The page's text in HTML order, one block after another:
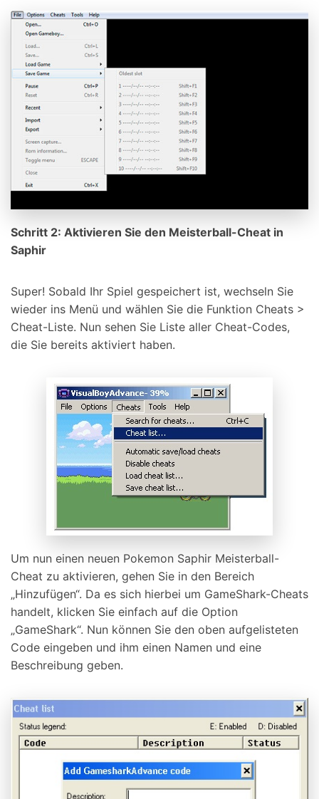
Schritt 2: Aktivieren Sie den Meisterball-Cheat in
Saphir
Super! Sobald Ihr Spiel gespeichert ist, wechseln Sie
wieder ins Menü und wählen Sie die Funktion Cheats >
Cheat-Liste. Nun sehen Sie Liste aller Cheat-Codes,
die Sie bereits aktiviert haben.
Um nun einen neuen Pokemon Saphir Meisterball-
Cheat zu aktivieren, gehen Sie in den Bereich
„Hinzufügen“. Da es sich hierbei um GameShark-Cheats
handelt, klicken Sie einfach auf die Option
„GameShark“. Nun können Sie den oben aufgelisteten
Code eingeben und ihm einen Namen und eine
Beschreibung geben.